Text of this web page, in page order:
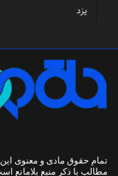
یزد
تمام حقوق مادی و معنوی
مطالب با ذکر منبع بلامانع